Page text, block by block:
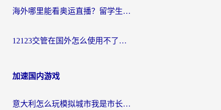
海外哪里能看奥运直播？留学生&海外华人必看的体育赛事观赛终极指南
12123交管在国外怎么使用不了？海外华人必看的无缝访问国内资源指南
加速国内游戏
意大利怎么玩模拟城市我是市长？海外党国服游戏加速终极攻略（附三国3量子特攻解决办法）